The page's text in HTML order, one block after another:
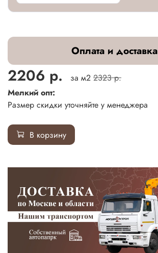
Оплата и доставка
2206 р. за м2 2323 р.
Мелкий опт:
Размер скидки уточняйте у менеджера
В корзину